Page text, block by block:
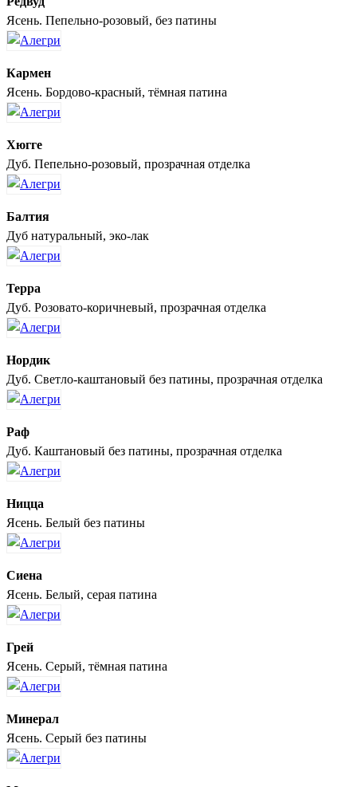
Ясень. Пепельно-розовый, без патины
Кармен
Ясень. Бордово-красный, тёмная патина
Хюгге
Дуб. Пепельно-розовый, прозрачная отделка
Балтия
Дуб натуральный, эко-лак
Терра
Дуб. Розовато-коричневый, прозрачная отделка
Нордик
Дуб. Светло-каштановый без патины, прозрачная отделка
Раф
Дуб. Каштановый без патины, прозрачная отделка
Ницца
Ясень. Белый без патины
Сиена
Ясень. Белый, серая патина
Грей
Ясень. Серый, тёмная патина
Минерал
Ясень. Серый без патины